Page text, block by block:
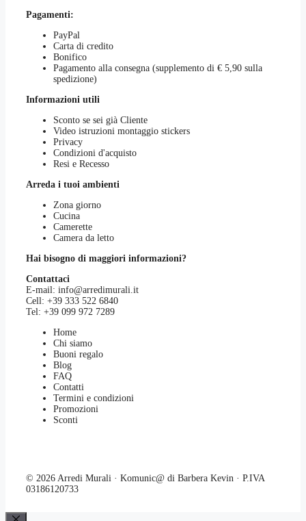
Pagamenti:
PayPal
Carta di credito
Bonifico
Pagamento alla consegna (supplemento di € 5,90 sulla
spedizione)
Informazioni utili
Sconto se sei già Cliente
Video istruzioni montaggio stickers
Privacy
Condizioni d'acquisto
Resi e Recesso
Arreda i tuoi ambienti
Zona giorno
Cucina
Camerette
Camera da letto
Hai bisogno di maggiori informazioni?
Contattaci
E-mail: info@arredimurali.it
Cell: +39 333 522 6840
Tel: +39 099 972 7289
Home
Chi siamo
Buoni regalo
Blog
FAQ
Contatti
Termini e condizioni
Promozioni
Sconti
© 2026 Arredi Murali · Komunic@ di Barbera Kevin · P.IVA
03186120733